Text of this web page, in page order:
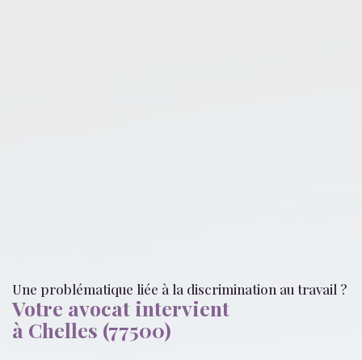
Une problématique liée à la discrimination au travail ?
Votre avocat intervient
à Chelles (77500)